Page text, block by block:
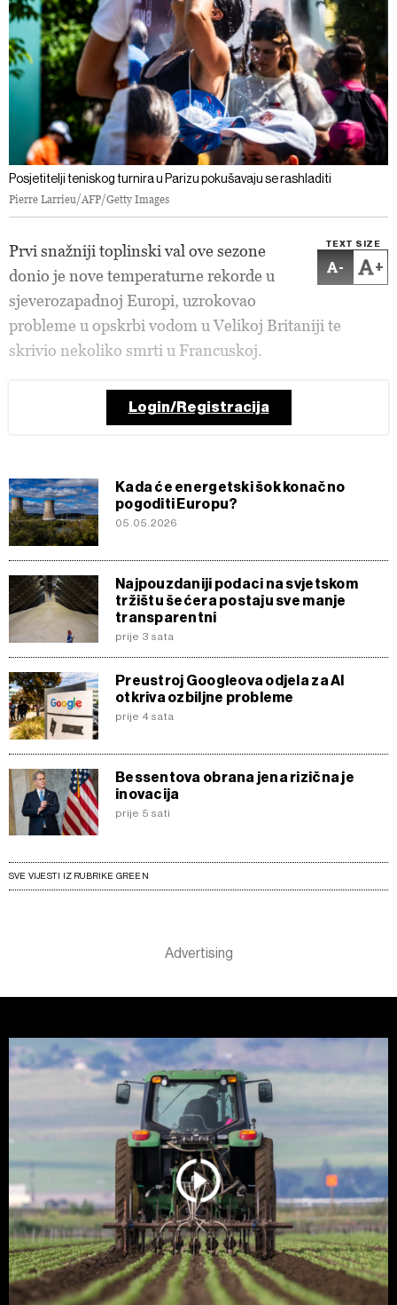
Posjetitelji teniskog turnira u Parizu pokušavaju se rashladiti
Pierre Larrieu/AFP/Getty Images
TEXT SIZE
- +
Prvi snažniji toplinski val ove sezone
donio je nove temperaturne rekorde u
sjeverozapadnoj Europi, uzrokovao
probleme u opskrbi vodom u Velikoj Britaniji te
skrivio nekoliko smrti u Francuskoj.
Login/Registracija
Kada će energetski šok konačno
pogoditi Europu?
05.05.2026
Najpouzdaniji podaci na svjetskom
tržištu šećera postaju sve manje
transparentni
prije 3 sata
Preustroj Googleova odjela za AI
otkriva ozbiljne probleme
prije 4 sata
Bessentova obrana jena rizična je
inovacija
prije 5 sati
SVE VIJESTI IZ RUBRIKE GREEN